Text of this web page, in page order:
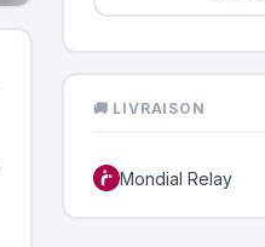
🚚 LIVRAISON
Mondial Relay